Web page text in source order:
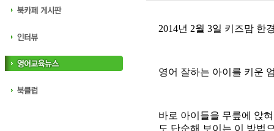
2014년 2월 3일 키즈맘 한
영어 잘하는 아이를 키운
바로 아이들을 무릎에 앉
도 단순해 보이는 이 방법